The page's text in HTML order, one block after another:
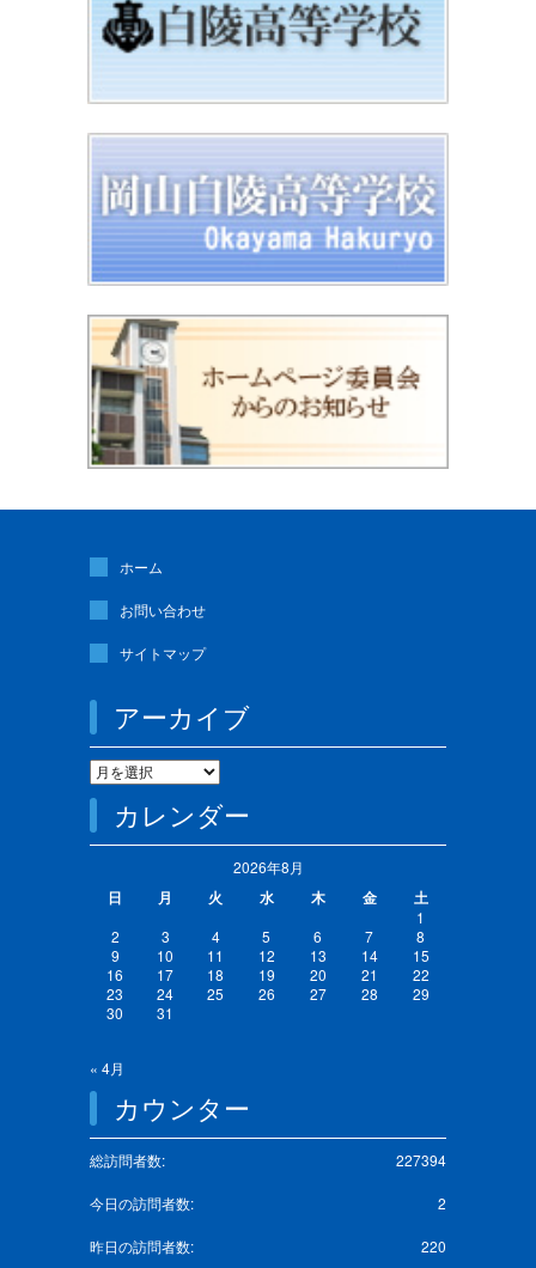
ホーム
お問い合わせ
サイトマップ
アーカイブ
カレンダー
2026年8月
日
月 火 水 木 金
土
1
2
3 4 5 6 7
8
9
10 11 12 13 14
15
16
17 18 19 20 21
22
23
24 25 26 27 28
29
30
31
« 4月
カウンター
227394
総訪問者数:
2
今日の訪問者数:
220
昨日の訪問者数: